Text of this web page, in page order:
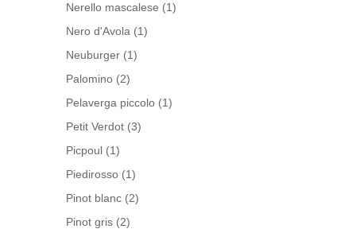
Nerello mascalese (1)
Nero d'Avola (1)
Neuburger (1)
Palomino (2)
Pelaverga piccolo (1)
Petit Verdot (3)
Picpoul (1)
Piedirosso (1)
Pinot blanc (2)
Pinot gris (2)